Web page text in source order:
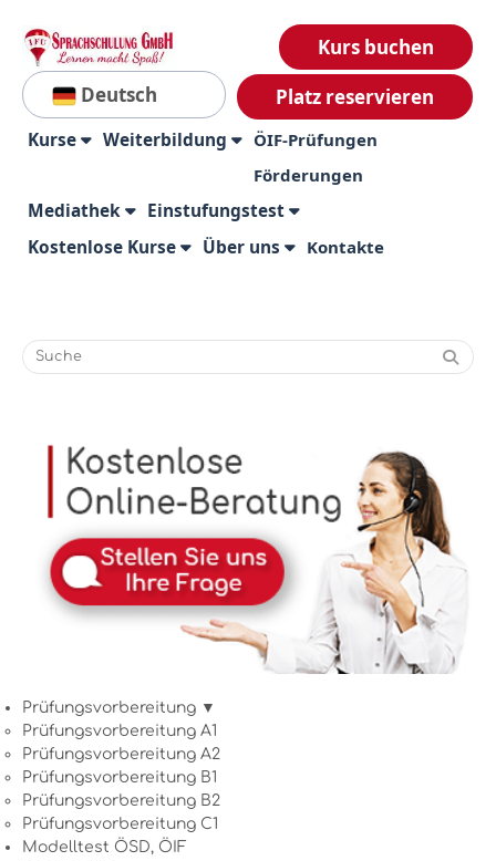
Deutsch
Kurs buchen
Platz reservieren
Kurse Weiterbildung
ÖIF-Prüfungen
Förderungen
Mediathek
Einstufungstest
Kostenlose Kurse
Über uns Kontakte
Prüfungsvorbereitung ▼
Prüfungsvorbereitung A1
Prüfungsvorbereitung A2
Prüfungsvorbereitung B1
Prüfungsvorbereitung B2
Prüfungsvorbereitung C1
Modelltest ÖSD, ÖIF